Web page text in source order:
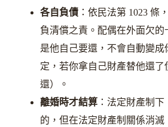
各自負債：依民法第 1023 條
負清償之責。配偶在外面欠的
是他自己要還，不會自動變
定，若你拿自己財產替他還了
還）。
離婚時才結算：法定財產制下
的，但在法定財產制關係消滅